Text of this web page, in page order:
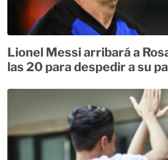
Lionel Messi arribará a
las 20 para despedir a su